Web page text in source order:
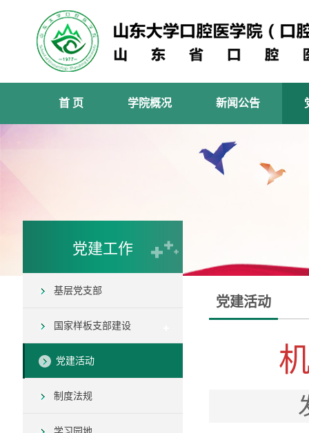
首 页 学院概况 新闻公告
党建工作
基层党支部
国家样板支部建设
党建活动
制度法规
党建活动